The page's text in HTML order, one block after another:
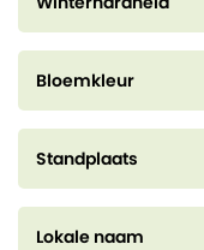
Bloemkleur
Standplaats
Lokale naam